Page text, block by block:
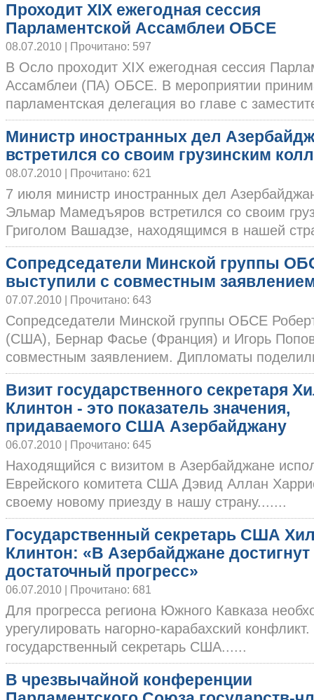
Проходит XIX ежегодная сессия
Парламентской Ассамблеи ОБСЕ
08.07.2010 | Прочитано: 597
В Осло проходит XIX ежегодная сессия
Ассамблеи (ПА) ОБСЕ. В мероприятии
парламентская делегация во главе с
Министр иностранных дел
встретился со своим грузинским
08.07.2010 | Прочитано: 621
7 июля министр иностранных дел
Эльмар Мамедъяров встретился со своим
Григолом Вашадзе, находящимся в нашей
Сопредседатели Минской группы
выступили с совместным
07.07.2010 | Прочитано: 643
Сопредседатели Минской группы ОБСЕ
(США), Бернар Фасье (Франция) и Игорь
совместным заявлением. Дипломаты
Визит государственного секретаря
Клинтон - это показатель значения,
придаваемого США Азербайджану
06.07.2010 | Прочитано: 645
Находящийся с визитом в Азербайджане
Еврейского комитета США Дэвид Аллан
своему новому приезду в нашу страну.......
Государственный секретарь США
Клинтон: «В Азербайджане достигнут
достаточный прогресс»
06.07.2010 | Прочитано: 681
Для прогресса региона Южного Кавказа
урегулировать нагорно-карабахский
государственный секретарь США......
В чрезвычайной конференции